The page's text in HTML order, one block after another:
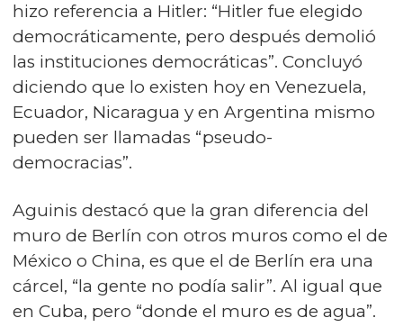
hizo referencia a Hitler: “Hitler fue elegido
democráticamente, pero después demolió
las instituciones democráticas”. Concluyó
diciendo que lo existen hoy en Venezuela,
Ecuador, Nicaragua y en Argentina mismo
pueden ser llamadas “pseudo-
democracias”.
Aguinis destacó que la gran diferencia del
muro de Berlín con otros muros como el de
México o China, es que el de Berlín era una
cárcel, “la gente no podía salir”. Al igual que
en Cuba, pero “donde el muro es de agua”.